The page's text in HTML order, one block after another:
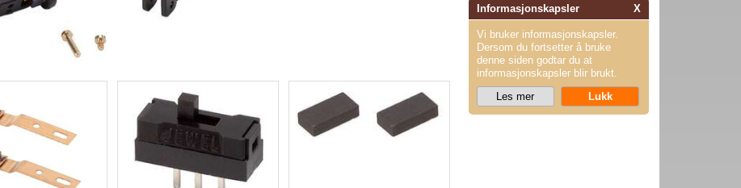
Informasjonskapsler X
Vi bruker informasjonskapsler.
Dersom du fortsetter å bruke
denne siden godtar du at
informasjonskapsler blir brukt.